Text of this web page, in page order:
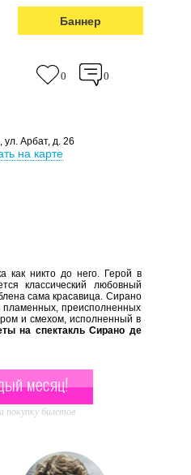
Баннер
0 0
ул. Арбат, д. 26
на карте
как никто до него. Герой в
классический любовный
сама красавица. Сирано
пламенных, преисполненных
и смехом, исполненный в
на спектакль Сирано де
месяц!
билетов